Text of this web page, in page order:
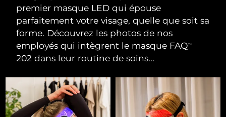
premier masque LED qui épouse
parfaitement votre visage, quelle que soit sa
forme. Découvrez les photos de nos
employés qui intègrent le masque FAQTM
202 dans leur routine de soins...